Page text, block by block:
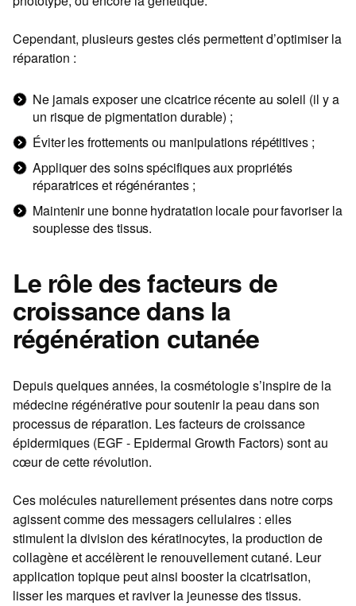
Cependant, plusieurs gestes clés permettent d’optimiser la
réparation :
Ne jamais exposer une cicatrice récente au soleil (il y a
un risque de pigmentation durable) ;
Éviter les frottements ou manipulations répétitives ;
Appliquer des soins spécifiques aux propriétés
réparatrices et régénérantes ;
Maintenir une bonne hydratation locale pour favoriser la
souplesse des tissus.
Le rôle des facteurs de
croissance dans la
régénération cutanée
Depuis quelques années, la cosmétologie s’inspire de la
médecine régénérative pour soutenir la peau dans son
processus de réparation. Les facteurs de croissance
épidermiques (EGF - Epidermal Growth Factors) sont au
cœur de cette révolution.
Ces molécules naturellement présentes dans notre corps
agissent comme des messagers cellulaires : elles
stimulent la division des kératinocytes, la production de
collagène et accélèrent le renouvellement cutané. Leur
application topique peut ainsi booster la cicatrisation,
lisser les marques et raviver la jeunesse des tissus.